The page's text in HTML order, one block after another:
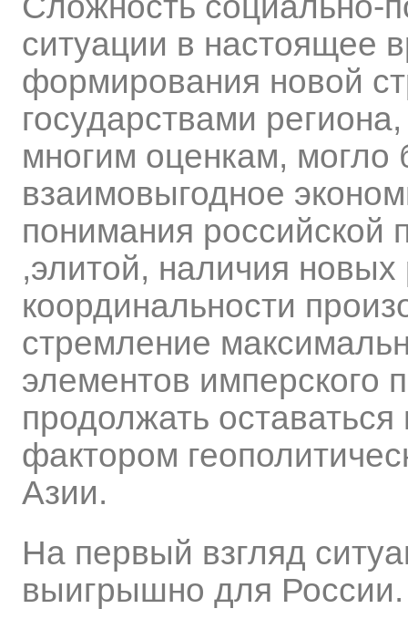
ситуации в настоящее
формирования новой
государствами
многим оценкам, могло
взаимовыгодное
понимания российской
,элитой, наличия
координальности
стремление
элементов имперского
продолжать
фактором
Азии.
На первый взгляд
выигрышно для